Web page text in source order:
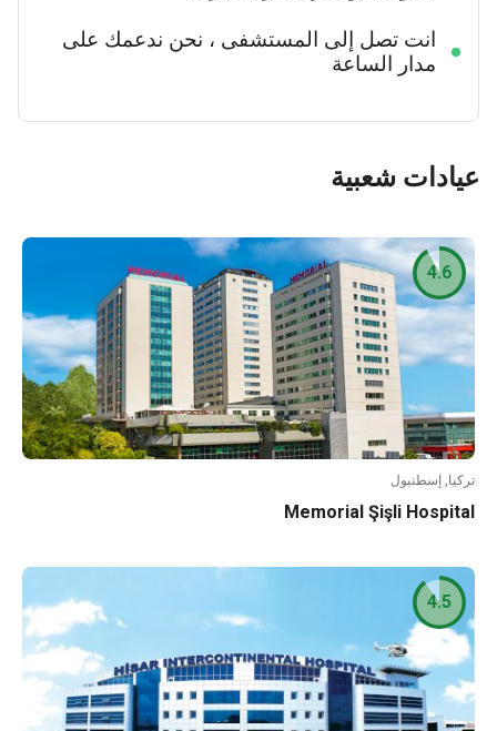
انت تصل إلى المستشفى ، نحن ندعمك على
مدار الساعة
عيادات شعبية
تركيا, إسطنبول
Memorial Şişli Hospital
4.6
4.5